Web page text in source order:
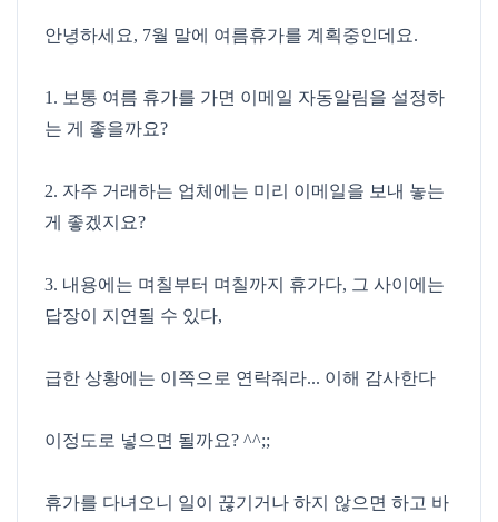
안녕하세요, 7월 말에 여름휴가를 계획중인데요.
1. 보통 여름 휴가를 가면 이메일 자동알림을 설정하
는 게 좋을까요?
2. 자주 거래하는 업체에는 미리 이메일을 보내 놓는
게 좋겠지요?
3. 내용에는 며칠부터 며칠까지 휴가다, 그 사이에는
답장이 지연될 수 있다,
급한 상황에는 이쪽으로 연락줘라... 이해 감사한다
이정도로 넣으면 될까요? ^^;;
휴가를 다녀오니 일이 끊기거나 하지 않으면 하고 바